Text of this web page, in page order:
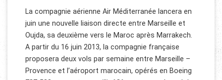
La compagnie aérienne Air Méditerranée lancera en
juin une nouvelle liaison directe entre Marseille et
Oujda, sa deuxième vers le Maroc après Marrakech.
A partir du 16 juin 2013, la compagnie française
proposera deux vols par semaine entre Marseille –
Provence et l’aéroport marocain, opérés en Boeing